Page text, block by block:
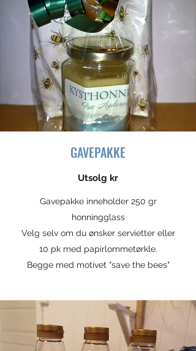
GAVEPAKKE
Utsolg kr
Gavepakke inneholder 250 gr
honningglass
Velg selv om du ønsker servietter eller
10 pk med papirlommetørkle.
Begge med motivet "save the bees"